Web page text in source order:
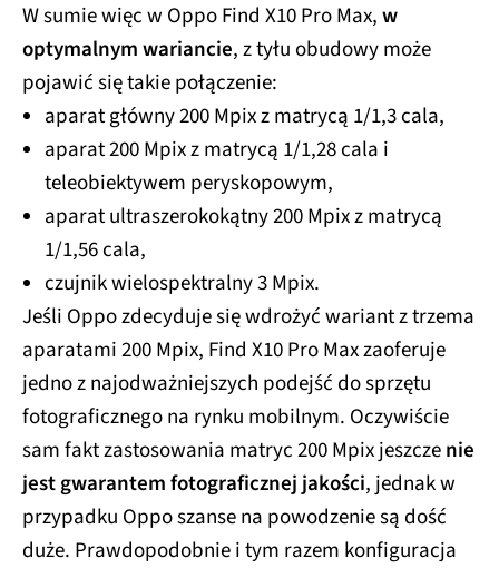
W sumie więc w Oppo Find X10 Pro Max,w
optymalnym wariancie, z tyłu obudowy może
pojawić się takie połączenie:
aparat główny 200 Mpix z matrycą 1/1,3 cala,
aparat 200 Mpix z matrycą 1/1,28 cala i
teleobiektywem peryskopowym,
aparat ultraszerokokątny 200 Mpix z matrycą
1/1,56 cala,
czujnik wielospektralny 3 Mpix.
Jeśli Oppo zdecyduje się wdrożyć wariant z trzema
aparatami 200 Mpix, Find X10 Pro Max zaoferuje
jedno z najodważniejszych podejść do sprzętu
fotograficznego na rynku mobilnym. Oczywiście
sam fakt zastosowania matryc 200 Mpix jeszczenie
jest gwarantem fotograficznej jakości, jednak w
przypadku Oppo szanse na powodzenie są dość
duże. Prawdopodobnie i tym razem konfiguracja